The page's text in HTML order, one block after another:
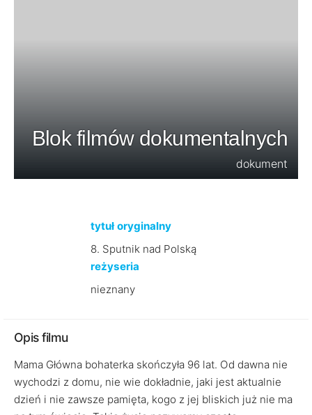
Blok filmów dokumentalnych
dokument
tytuł oryginalny
8. Sputnik nad Polską
reżyseria
nieznany
Opis filmu
Mama Główna bohaterka skończyła 96 lat. Od dawna nie
wychodzi z domu, nie wie dokładnie, jaki jest aktualnie
dzień i nie zawsze pamięta, kogo z jej bliskich już nie ma